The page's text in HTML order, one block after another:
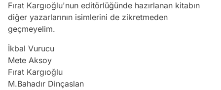
Fırat Kargıoğlu'nun editörlüğünde hazırlanan kitabın
diğer yazarlarının isimlerini de zikretmeden
geçmeyelim.
İkbal Vurucu
Mete Aksoy
Fırat Kargıoğlu
M.Bahadır Dinçaslan